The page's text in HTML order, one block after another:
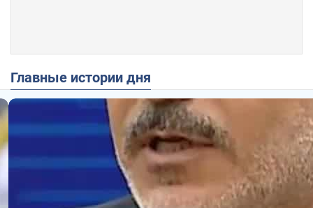
Главные истории дня